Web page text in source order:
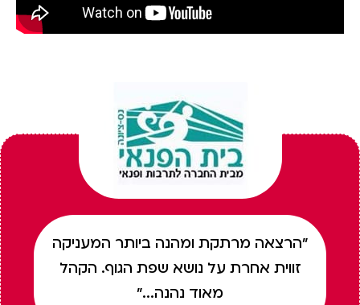
"הרצאה מרתקת ומהנה ביותר המעניקה
זווית אחרת על נושא שפת הגוף. הקהל
מאוד נהנה..."